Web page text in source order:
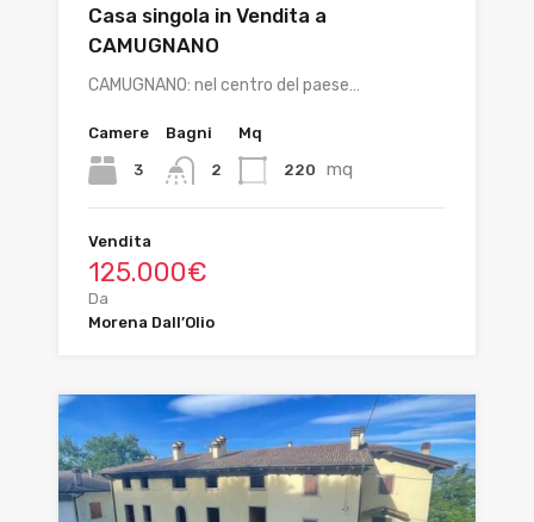
Casa singola in Vendita a
CAMUGNANO
CAMUGNANO: nel centro del paese…
Camere
3
Bagni
2
Mq
220 mq
Vendita
125.000€
Da
Morena Dall’Olio